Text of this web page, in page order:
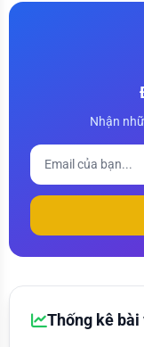
Nhận
Thống kê bài